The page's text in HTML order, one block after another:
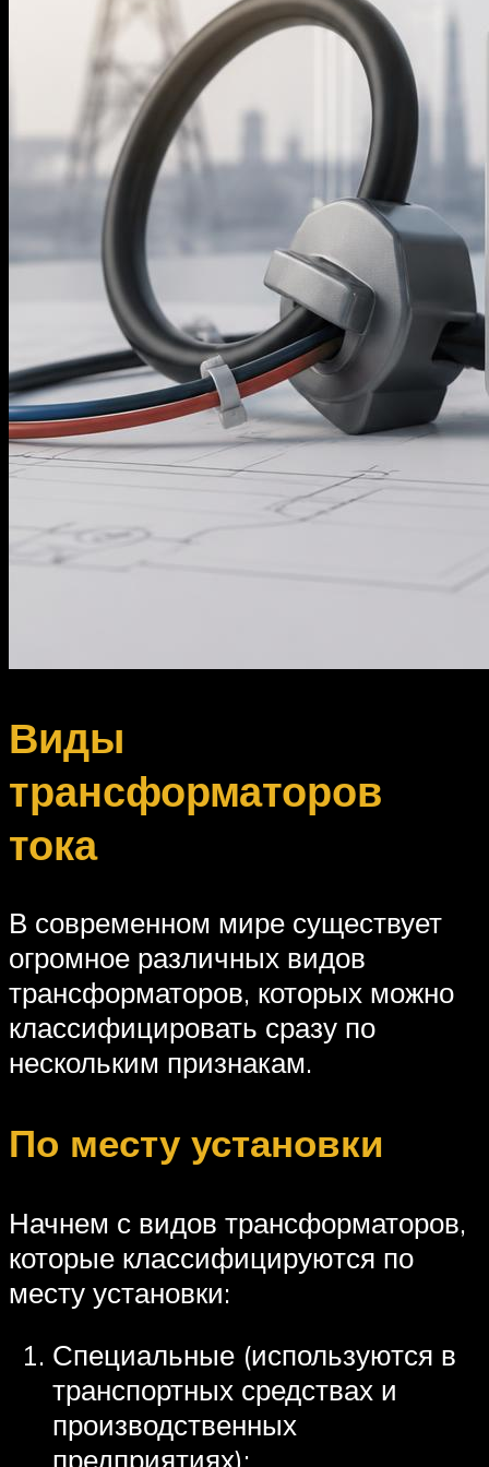
Виды
трансформаторов
тока
В современном мире существует
огромное различных видов
трансформаторов, которых можно
классифицировать сразу по
нескольким признакам.
По месту установки
Начнем с видов трансформаторов,
которые классифицируются по
месту установки:
Специальные (используются в
транспортных средствах и
производственных
предприятиях);